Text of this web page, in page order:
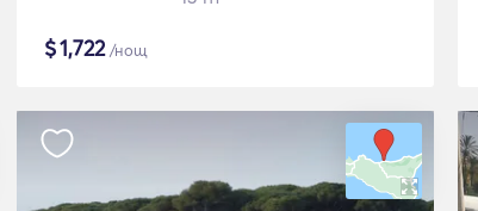
$1,722/нощ